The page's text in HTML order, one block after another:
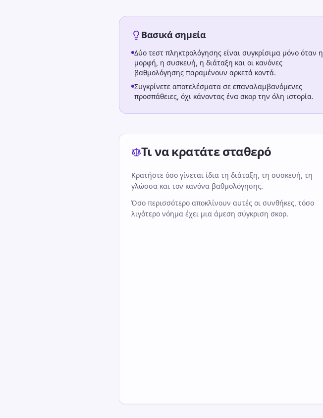
Βασικά σημεία
Δύο τεστ πληκτρολόγησης είναι συγκρίσιμα μόνο όταν η
μορφή, η συσκευή, η διάταξη και οι κανόνες
βαθμολόγησης παραμένουν αρκετά κοντά.
Συγκρίνετε αποτελέσματα σε επαναλαμβανόμενες
προσπάθειες, όχι κάνοντας ένα σκορ την όλη ιστορία.
Τι να κρατάτε σταθερό
Κρατήστε όσο γίνεται ίδια τη διάταξη, τη συσκευή, τη
γλώσσα και τον κανόνα βαθμολόγησης.
Όσο περισσότερο αποκλίνουν αυτές οι συνθήκες, τόσο
λιγότερο νόημα έχει μια άμεση σύγκριση σκορ.